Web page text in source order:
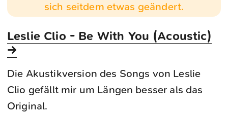
sich seitdem etwas geändert.
Leslie Clio - Be With You (Acoustic)
→
Die Akustikversion des Songs von Leslie
Clio gefällt mir um Längen besser als das
Original.